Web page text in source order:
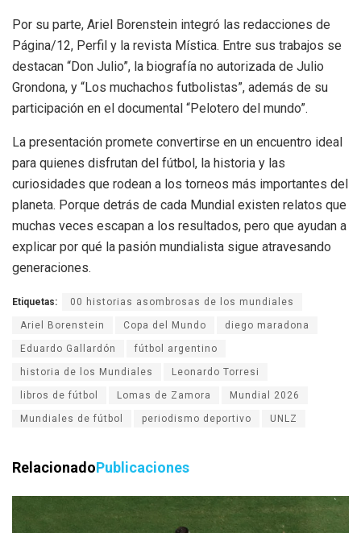
Por su parte, Ariel Borenstein integró las redacciones de
Página/12, Perfil y la revista Mística. Entre sus trabajos se
destacan “Don Julio”, la biografía no autorizada de Julio
Grondona, y “Los muchachos futbolistas”, además de su
participación en el documental “Pelotero del mundo”.
La presentación promete convertirse en un encuentro ideal
para quienes disfrutan del fútbol, la historia y las
curiosidades que rodean a los torneos más importantes del
planeta. Porque detrás de cada Mundial existen relatos que
muchas veces escapan a los resultados, pero que ayudan a
explicar por qué la pasión mundialista sigue atravesando
generaciones.
Etiquetas: 00 historias asombrosas de los mundiales
Ariel Borenstein Copa del Mundo diego maradona
Eduardo Gallardón fútbol argentino
historia de los Mundiales Leonardo Torresi
libros de fútbol Lomas de Zamora Mundial 2026
Mundiales de fútbol periodismo deportivo UNLZ
RelacionadoPublicaciones